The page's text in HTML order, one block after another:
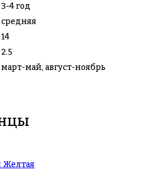
3-4 год
средняя
14
2.5
март-май, август-ноябрь